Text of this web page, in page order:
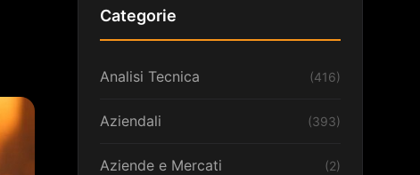
Categorie
Analisi Tecnica (416)
Aziendali (393)
Aziende e Mercati (2)